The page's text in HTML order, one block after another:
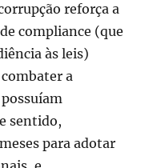
reforça a
compliance (que
às leis)
a
sentido,
para adotar